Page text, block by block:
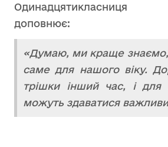
Одинадцятикласниця
доповнює:
«Думаю, ми краще
саме для нашого віку.
трішки інший час, і для
можуть здаватися